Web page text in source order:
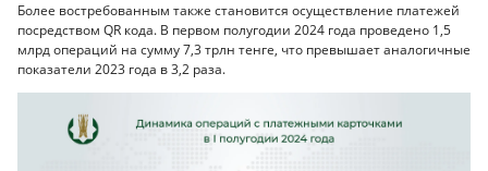
Более востребованным также становится осуществление платежей
посредством QR кода. В первом полугодии 2024 года проведено 1,5
млрд операций на сумму 7,3 трлн тенге, что превышает аналогичные
показатели 2023 года в 3,2 раза.